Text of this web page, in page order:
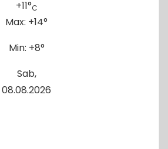
+11°C
Max: +14°
Min: +8°
Sab,
08.08.2026